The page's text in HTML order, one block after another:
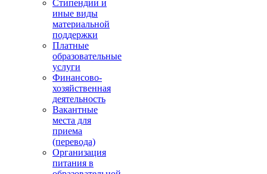
Стипендии и
иные виды
материальной
поддержки
Платные
образовательные
услуги
Финансово-
хозяйственная
деятельность
Вакантные
места для
приема
(перевода)
Организация
питания в